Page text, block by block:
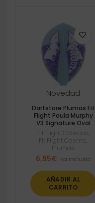
Novedad
Dartstore Plumas Fit
Flight Paula Murphy
V3 Signature Oval
Fit Flight Clasicas
Fit Flight Cosmo
Plumas
6,95€ Iva incluido
AÑADIR AL
CARRITO